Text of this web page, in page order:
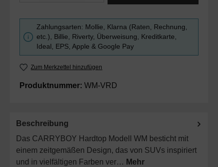
Zahlungsarten: Mollie, Klarna (Raten, Rechnung,
etc.), Billie, Riverty, Überweisung, Kreditkarte,
Ideal, EPS, Apple & Google Pay
Zum Merkzettel hinzufügen
Produktnummer: WM-VRD
Beschreibung
Das CARRYBOY Hardtop Modell WM besticht mit
einem zeitgemäßen Design, das von SUVs inspiriert
und in vielfältigen Farben ver… Mehr